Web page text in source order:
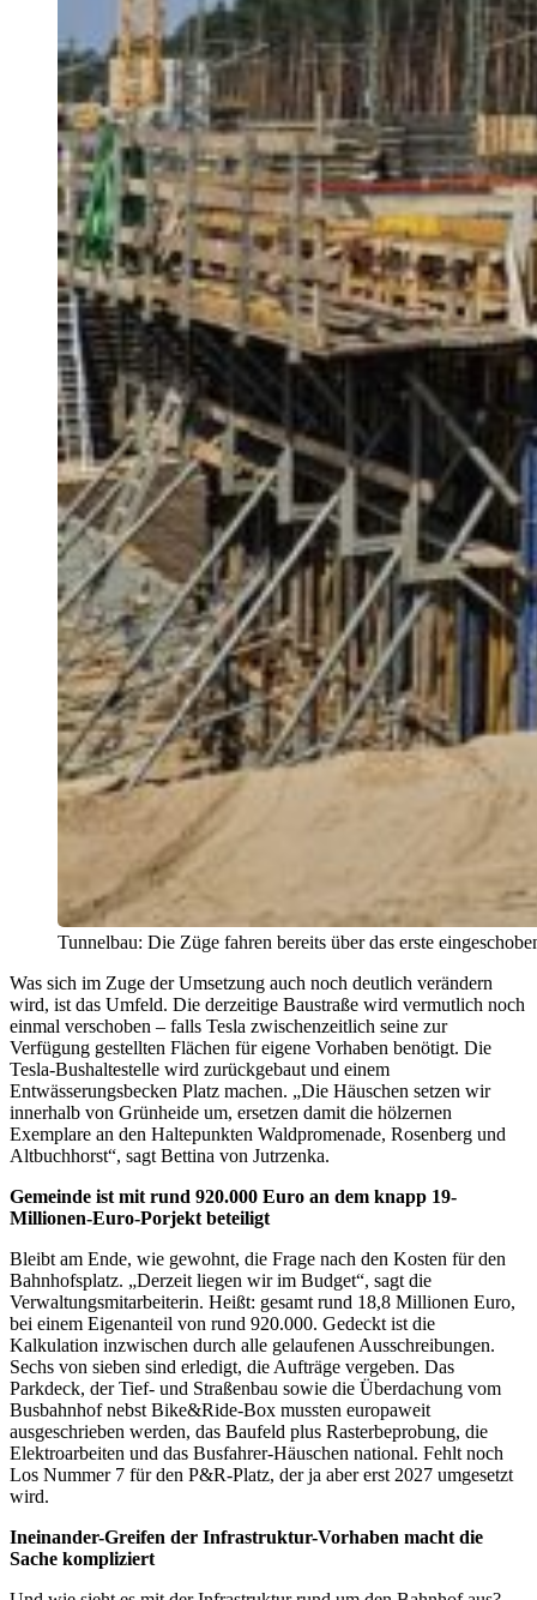
Tunnelbau: Die Züge fahren bereits über das erste
Was sich im Zuge der Umsetzung auch noch deutlich verändern
wird, ist das Umfeld. Die derzeitige Baustraße wird vermutlich noch
einmal verschoben – falls Tesla zwischenzeitlich seine zur
Verfügung gestellten Flächen für eigene Vorhaben benötigt. Die
Tesla-Bushaltestelle wird zurückgebaut und einem
Entwässerungsbecken Platz machen. „Die Häuschen setzen wir
innerhalb von Grünheide um, ersetzen damit die hölzernen
Exemplare an den Haltepunkten Waldpromenade, Rosenberg und
Altbuchhorst“, sagt Bettina von Jutrzenka.
Gemeinde ist mit rund 920.000 Euro an dem knapp 19-
Millionen-Euro-Porjekt beteiligt
Bleibt am Ende, wie gewohnt, die Frage nach den Kosten für den
Bahnhofsplatz. „Derzeit liegen wir im Budget“, sagt die
Verwaltungsmitarbeiterin. Heißt: gesamt rund 18,8 Millionen Euro,
bei einem Eigenanteil von rund 920.000. Gedeckt ist die
Kalkulation inzwischen durch alle gelaufenen Ausschreibungen.
Sechs von sieben sind erledigt, die Aufträge vergeben. Das
Parkdeck, der Tief- und Straßenbau sowie die Überdachung vom
Busbahnhof nebst Bike&Ride-Box mussten europaweit
ausgeschrieben werden, das Baufeld plus Rasterbeprobung, die
Elektroarbeiten und das Busfahrer-Häuschen national. Fehlt noch
Los Nummer 7 für den P&R-Platz, der ja aber erst 2027 umgesetzt
wird.
Ineinander-Greifen der Infrastruktur-Vorhaben macht die
Sache kompliziert